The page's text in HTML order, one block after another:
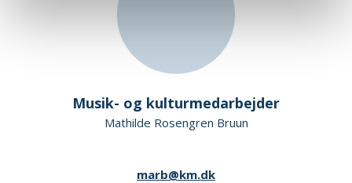
Musik- og kulturmedarbejder
Mathilde Rosengren Bruun
marb@km.dk